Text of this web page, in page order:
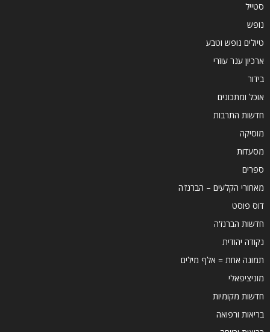
סטייל
נופש
טיולים נופש וטבע
ארכיון ענר עוזרי
בידור
אוכל ומתכונים
חדשות התרבות
מוסיקה
מסעדות
ספרים
מאחורי הקלעים – הברנז'ה
דוס פוסט
חדשות הברנז'ה
נקודה יהודית
תמונה אחת = אלף מילים
מוניציפאלי
חדשות מקומיות
בריאות ורפואה